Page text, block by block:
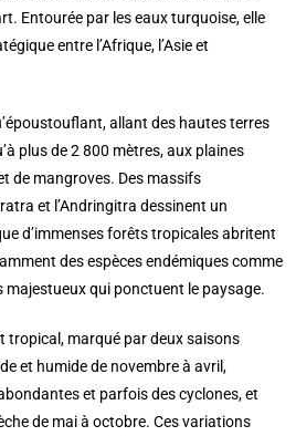
Entourée par les eaux turquoise, elle
entre l’Afrique, l’Asie et
allant des hautes terres
plus de 2 800 mètres, aux plaines
de mangroves. Des massifs
et l’Andringitra dessinent un
d’immenses forêts tropicales abritent
des espèces endémiques comme
majestueux qui ponctuent le paysage.
tropical, marqué par deux saisons
et humide de novembre à avril,
et parfois des cyclones, et
de mai à octobre. Ces variations